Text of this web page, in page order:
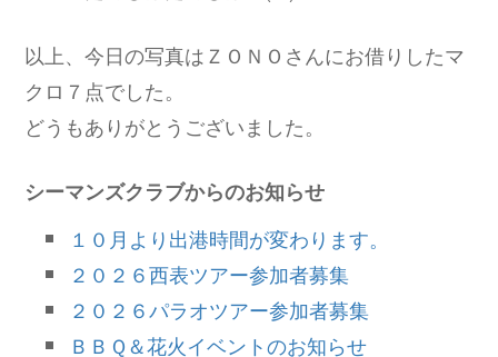
以上、今日の写真はＺＯＮＯさんにお借りしたマ
クロ７点でした。
どうもありがとうございました。
シーマンズクラブからのお知らせ
１０月より出港時間が変わります。
２０２６西表ツアー参加者募集
２０２６パラオツアー参加者募集
ＢＢＱ＆花火イベントのお知らせ